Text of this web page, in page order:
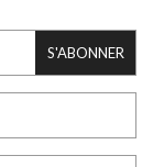
S'ABONNER